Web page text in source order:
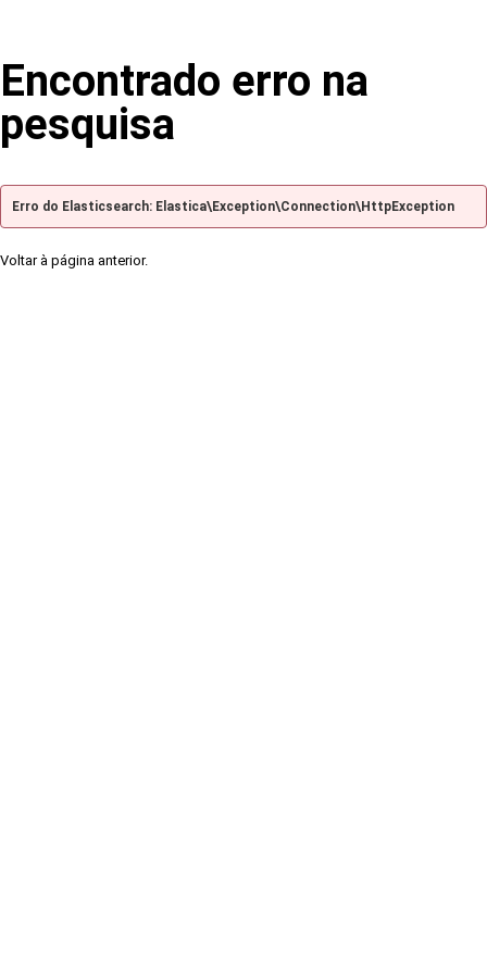
Encontrado erro na
pesquisa
Erro do Elasticsearch: Elastica\Exception\Connection\HttpException
Voltar à página anterior.